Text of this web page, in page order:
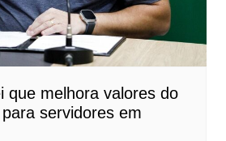
que melhora valores do
servidores em